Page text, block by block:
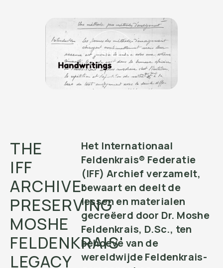
AFSPELEN
THE
IFF
ARCHIVE:
PRESERVING
MOSHE
FELDENKRAIS'
LEGACY
Het Internationaal
Feldenkrais® Federatie
(IFF) Archief verzamelt,
bewaart en deelt de
lessen en materialen
gecreëerd door Dr. Moshe
Feldenkrais, D.Sc., ten
behoeve van de
wereldwijde Feldenkrais-